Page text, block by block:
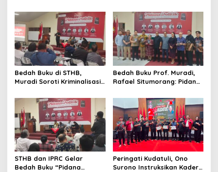
Muskot Kadin Kota
Bandung
Muskot Kadin Kota
Bandung
Bedah Buku di STHB,
Muradi Soroti Kriminalisasi
Penegakan Hukum
Bedah Buku Prof. Muradi,
Rafael Situmorang: Pidana
Objektif
STHB dan IPRC Gelar
Bedah Buku “Pidana
Peringati Kudatuli, Ono
Surono Instruksikan Kader